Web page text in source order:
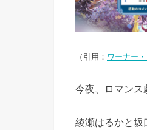
（引用： ワーナー
今夜、ロマンス
綾瀬はるかと